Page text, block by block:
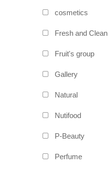
cosmetics
Fresh and Clean
Fruit's group
Gallery
Natural
Nutifood
P-Beauty
Perfume